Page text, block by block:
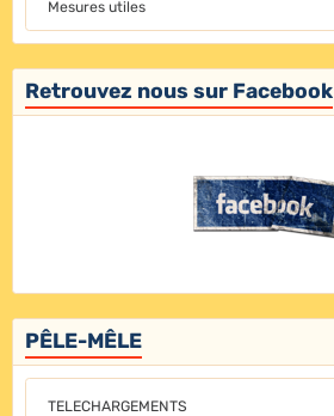
Mesures utiles
Retrouvez nous sur Facebook
PÊLE-MÊLE
TELECHARGEMENTS